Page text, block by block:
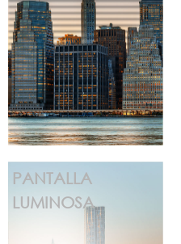
PANTALLA
LUMINOSA